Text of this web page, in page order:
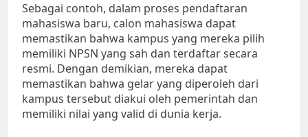
Sebagai contoh, dalam proses pendaftaran
mahasiswa baru, calon mahasiswa dapat
memastikan bahwa kampus yang mereka pilih
memiliki NPSN yang sah dan terdaftar secara
resmi. Dengan demikian, mereka dapat
memastikan bahwa gelar yang diperoleh dari
kampus tersebut diakui oleh pemerintah dan
memiliki nilai yang valid di dunia kerja.